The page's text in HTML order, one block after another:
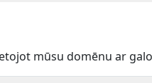
mūsu domēnu ar